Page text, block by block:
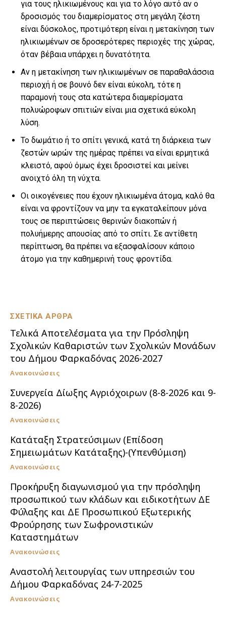
ΣΧΕΤΙΚΑ ΑΡΘΡΑ
Τελικά Αποτελέσματα για την Πρόσληψη
Σχολικών Καθαριστών των Σχολικών Μονάδων
του Δήμου Φαρκαδόνας 2026-2027
Ανακοινώσεις
Συνεργεία Δίωξης Αγριόχοιρων (8-8-2026 και 9-
8-2026)
Ανακοινώσεις
Κατάταξη Στρατεύσιμων (Επίδοση
Σημειωμάτων Κατάταξης)-(Υπενθύμιση)
Ανακοινώσεις
Προκήρυξη διαγωνισμού για την πρόσληψη
προσωπικού των κλάδων και ειδικοτήτων ΔΕ
Φύλαξης και ΔΕ Προσωπικού Εξωτερικής
Φρούρησης των Σωφρονιστικών
Καταστημάτων
Ανακοινώσεις
Αναστολή λειτουργίας των υπηρεσιών του
Δήμου Φαρκαδόνας 24-7-2025
Ανακοινώσεις
για τους ηλικιωμένους και για το λόγο αυτό αν ο
δροσισμός του διαμερίσματος στη μεγάλη ζέστη
είναι δύσκολος, προτιμότερη είναι η μετακίνηση των
ηλικιωμένων σε δροσερότερες περιοχές της χώρας,
όταν βέβαια υπάρχει η δυνατότητα.
Αν η μετακίνηση των ηλικιωμένων σε παραθαλάσσια
περιοχή ή σε βουνό δεν είναι εύκολη, τότε η
παραμονή τους σtα κατώτερα διαμερίσματα
πολυώροφων σπιτιών είναι μια σχετικά εύκολη
λύση.
Το δωμάτιο ή το σπίτι γενικά, κατά τη διάρκεια των
ζεστών ωρών της ημέρας πρέπει να είναι ερμητικά
κλειστό, αφού όμως έχει δροσιστεί και μείνει
ανοιχτό όλη τη νύχτα.
Οι οικογένειες που έχουν ηλικιωμένα άτομα, καλό θα
είναι να φροντίζουν να μην τα εγκαταλείπουν μόνα
τους σε περιπτώσεις θερινών διακοπών ή
πολυήμερης απουσίας από το σπίτι. Σε αντίθετη
περίπτωση, θα πρέπει να εξασφαλίσουν κάποιο
άτομο για την καθημερινή τους φροντίδα.